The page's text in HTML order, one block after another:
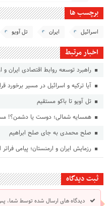
برچسب ها
اسرائیل ایران تل آویو
اخبار مرتبط
راهبرد توسعه روابط اقتصادی ایران و
آیا ترکیه و اسرائیل در مسیر برخورد
تل آویو تا باکو مستقیم
همسایه شمالی؛ دوست یا دشمن؟!
صلح محمدی به جای صلح ابراهیم
رزمایش ایران و ارمنستان؛ پیامی فراتر
ثبت دیدگاه
دیدگاه های ارسال شده توسط شما،